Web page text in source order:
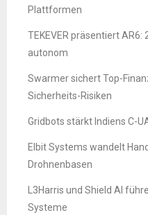
Plattformen
TEKEVER präsentiert
autonom
Swarmer sichert Top-
Sicherheits-Risiken
Gridbots stärkt Indiens C-
Elbit Systems wandelt
Drohnenbasen
L3Harris und Shield AI
Systeme